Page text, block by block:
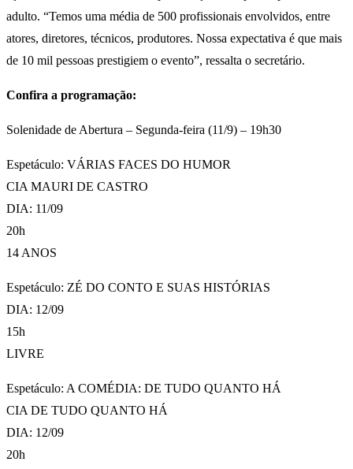
adulto. “Temos uma média de 500 profissionais envolvidos, entre
atores, diretores, técnicos, produtores. Nossa expectativa é que mais
de 10 mil pessoas prestigiem o evento”, ressalta o secretário.
Confira a programação:
Solenidade de Abertura – Segunda-feira (11/9) – 19h30
Espetáculo: VÁRIAS FACES DO HUMOR
CIA MAURI DE CASTRO
DIA: 11/09
20h
14 ANOS
Espetáculo: ZÉ DO CONTO E SUAS HISTÓRIAS
DIA: 12/09
15h
LIVRE
Espetáculo: A COMÉDIA: DE TUDO QUANTO HÁ
CIA DE TUDO QUANTO HÁ
DIA: 12/09
20h